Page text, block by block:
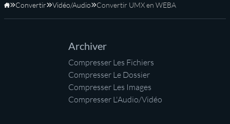
Accueil
Convertir Vidéo/Audio Convertir UMX en WEBA
Archiver
Compresser Les Fichiers
Compresser Le Dossier
Compresser Les Images
Compresser L'Audio/Vidéo